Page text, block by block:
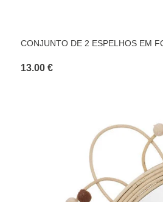
CONJUNTO DE 2 ESPELHOS EM
13.00 €